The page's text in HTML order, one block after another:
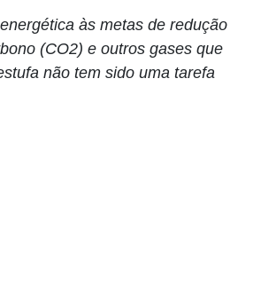
às metas de redução
(CO2) e outros gases que
não tem sido uma tarefa